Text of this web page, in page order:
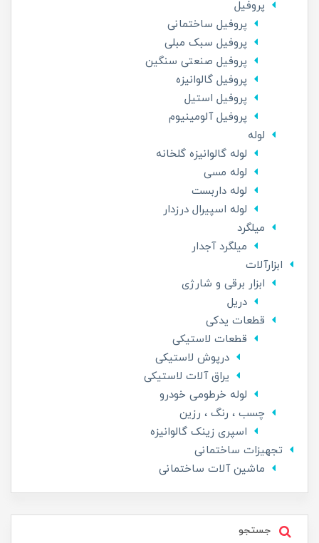
پروفیل
پروفیل ساختمانی
پروفیل سبک مبلی
پروفیل صنعتی سنگین
پروفیل گالوانیزه
پروفیل استیل
پروفیل آلومینیوم
لوله
لوله گالوانیزه گلخانه
لوله مسی
لوله داربست
لوله اسپیرال درزدار
میلگرد
میلگرد آجدار
ابزارآلات
ابزار برقی و شارژی
دریل
قطعات یدکی
قطعات لاستیکی
درپوش لاستیکی
یراق آلات لاستیکی
لوله خرطومی خودرو
چسب ، رنگ ، رزین
اسپری زینک گالوانیزه
تجهیزات ساختمانی
ماشین آلات ساختمانی
جستجو